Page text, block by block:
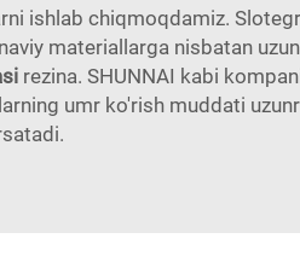
ishlab chiqmoqdamiz.
materiallarga nisbatan
rezina. SHUNNAI kabi
umr ko'rish muddati